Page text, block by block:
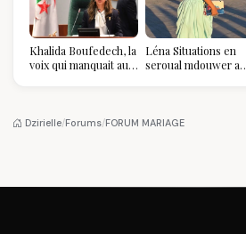
Khalida Boufedech, la
voix qui manquait au
Léna Situations en
seroual mdouwer au
pièce mode de l'été
Dzirielle/Forums/FORUM MARIAGE